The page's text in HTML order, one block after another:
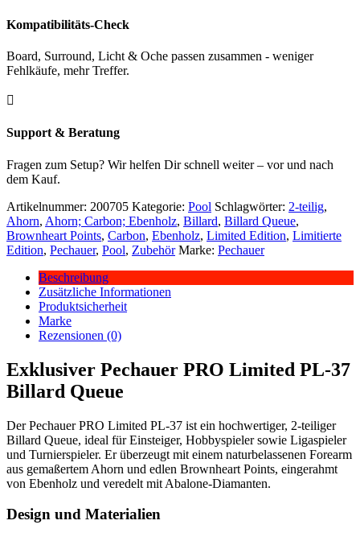
Kompatibilitäts-Check
Board, Surround, Licht & Oche passen zusammen - weniger
Fehlkäufe, mehr Treffer.

Support & Beratung
Fragen zum Setup? Wir helfen Dir schnell weiter – vor und nach
dem Kauf.
Artikelnummer: 200705 Kategorie: Pool Schlagwörter: 2-teilig,
Ahorn, Ahorn; Carbon; Ebenholz, Billard, Billard Queue,
Brownheart Points, Carbon, Ebenholz, Limited Edition, Limitierte
Edition, Pechauer, Pool, Zubehör Marke: Pechauer
Beschreibung
Zusätzliche Informationen
Produktsicherheit
Marke
Rezensionen (0)
Exklusiver Pechauer PRO Limited PL-37
Billard Queue
Der Pechauer PRO Limited PL-37 ist ein hochwertiger, 2-teiliger
Billard Queue, ideal für Einsteiger, Hobbyspieler sowie Ligaspieler
und Turnierspieler. Er überzeugt mit einem naturbelassenen Forearm
aus gemaßertem Ahorn und edlen Brownheart Points, eingerahmt
von Ebenholz und veredelt mit Abalone-Diamanten.
Design und Materialien